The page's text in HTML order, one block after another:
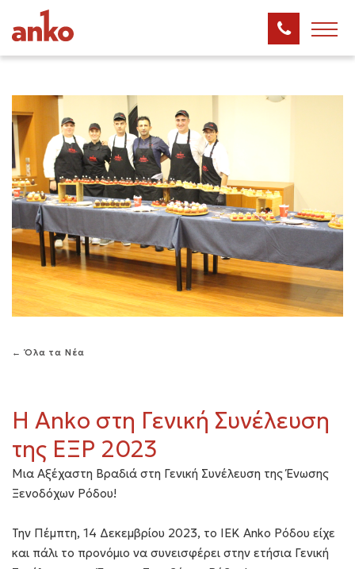
← Όλα τα Νέα
Η Anko στη Γενική Συνέλευση
της ΕΞΡ 2023
Μια Αξέχαστη Βραδιά στη Γενική Συνέλευση της Ένωσης
Ξενοδόχων Ρόδου!
Την Πέμπτη, 14 Δεκεμβρίου 2023, το IEK Anko Ρόδου είχε
και πάλι το προνόμιο να συνεισφέρει στην ετήσια Γενική